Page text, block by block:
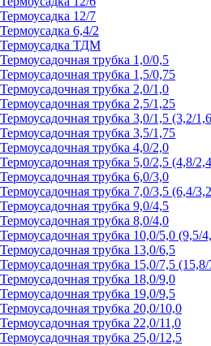
Термоусадка 12/7
Термоусадка 6,4/2
Термоусадка ТДМ
Термоусадочная трубка 1,0/0,5
Термоусадочная трубка 1,5/0,75
Термоусадочная трубка 2,0/1,0
Термоусадочная трубка 2,5/1,25
Термоусадочная трубка 3,0/1,5 (3,2/
Термоусадочная трубка 3,5/1,75
Термоусадочная трубка 4,0/2,0
Термоусадочная трубка 5,0/2,5 (4,8/
Термоусадочная трубка 6,0/3,0
Термоусадочная трубка 7,0/3,5 (6,4/
Термоусадочная трубка 9,0/4,5
Термоусадочная трубка 8,0/4,0
Термоусадочная трубка 10,0/5,0 (9,5/
Термоусадочная трубка 13,0/6,5
Термоусадочная трубка 15,0/7,5
Термоусадочная трубка 18,0/9,0
Термоусадочная трубка 19,0/9,5
Термоусадочная трубка 20,0/10,0
Термоусадочная трубка 22,0/11,0
Термоусадочная трубка 25,0/12,5